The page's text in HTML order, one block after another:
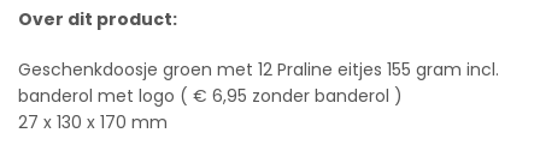
Over dit product:
Geschenkdoosje groen met 12 Praline eitjes 155 gram incl.
banderol met logo ( € 6,95 zonder banderol )
27 x 130 x 170 mm